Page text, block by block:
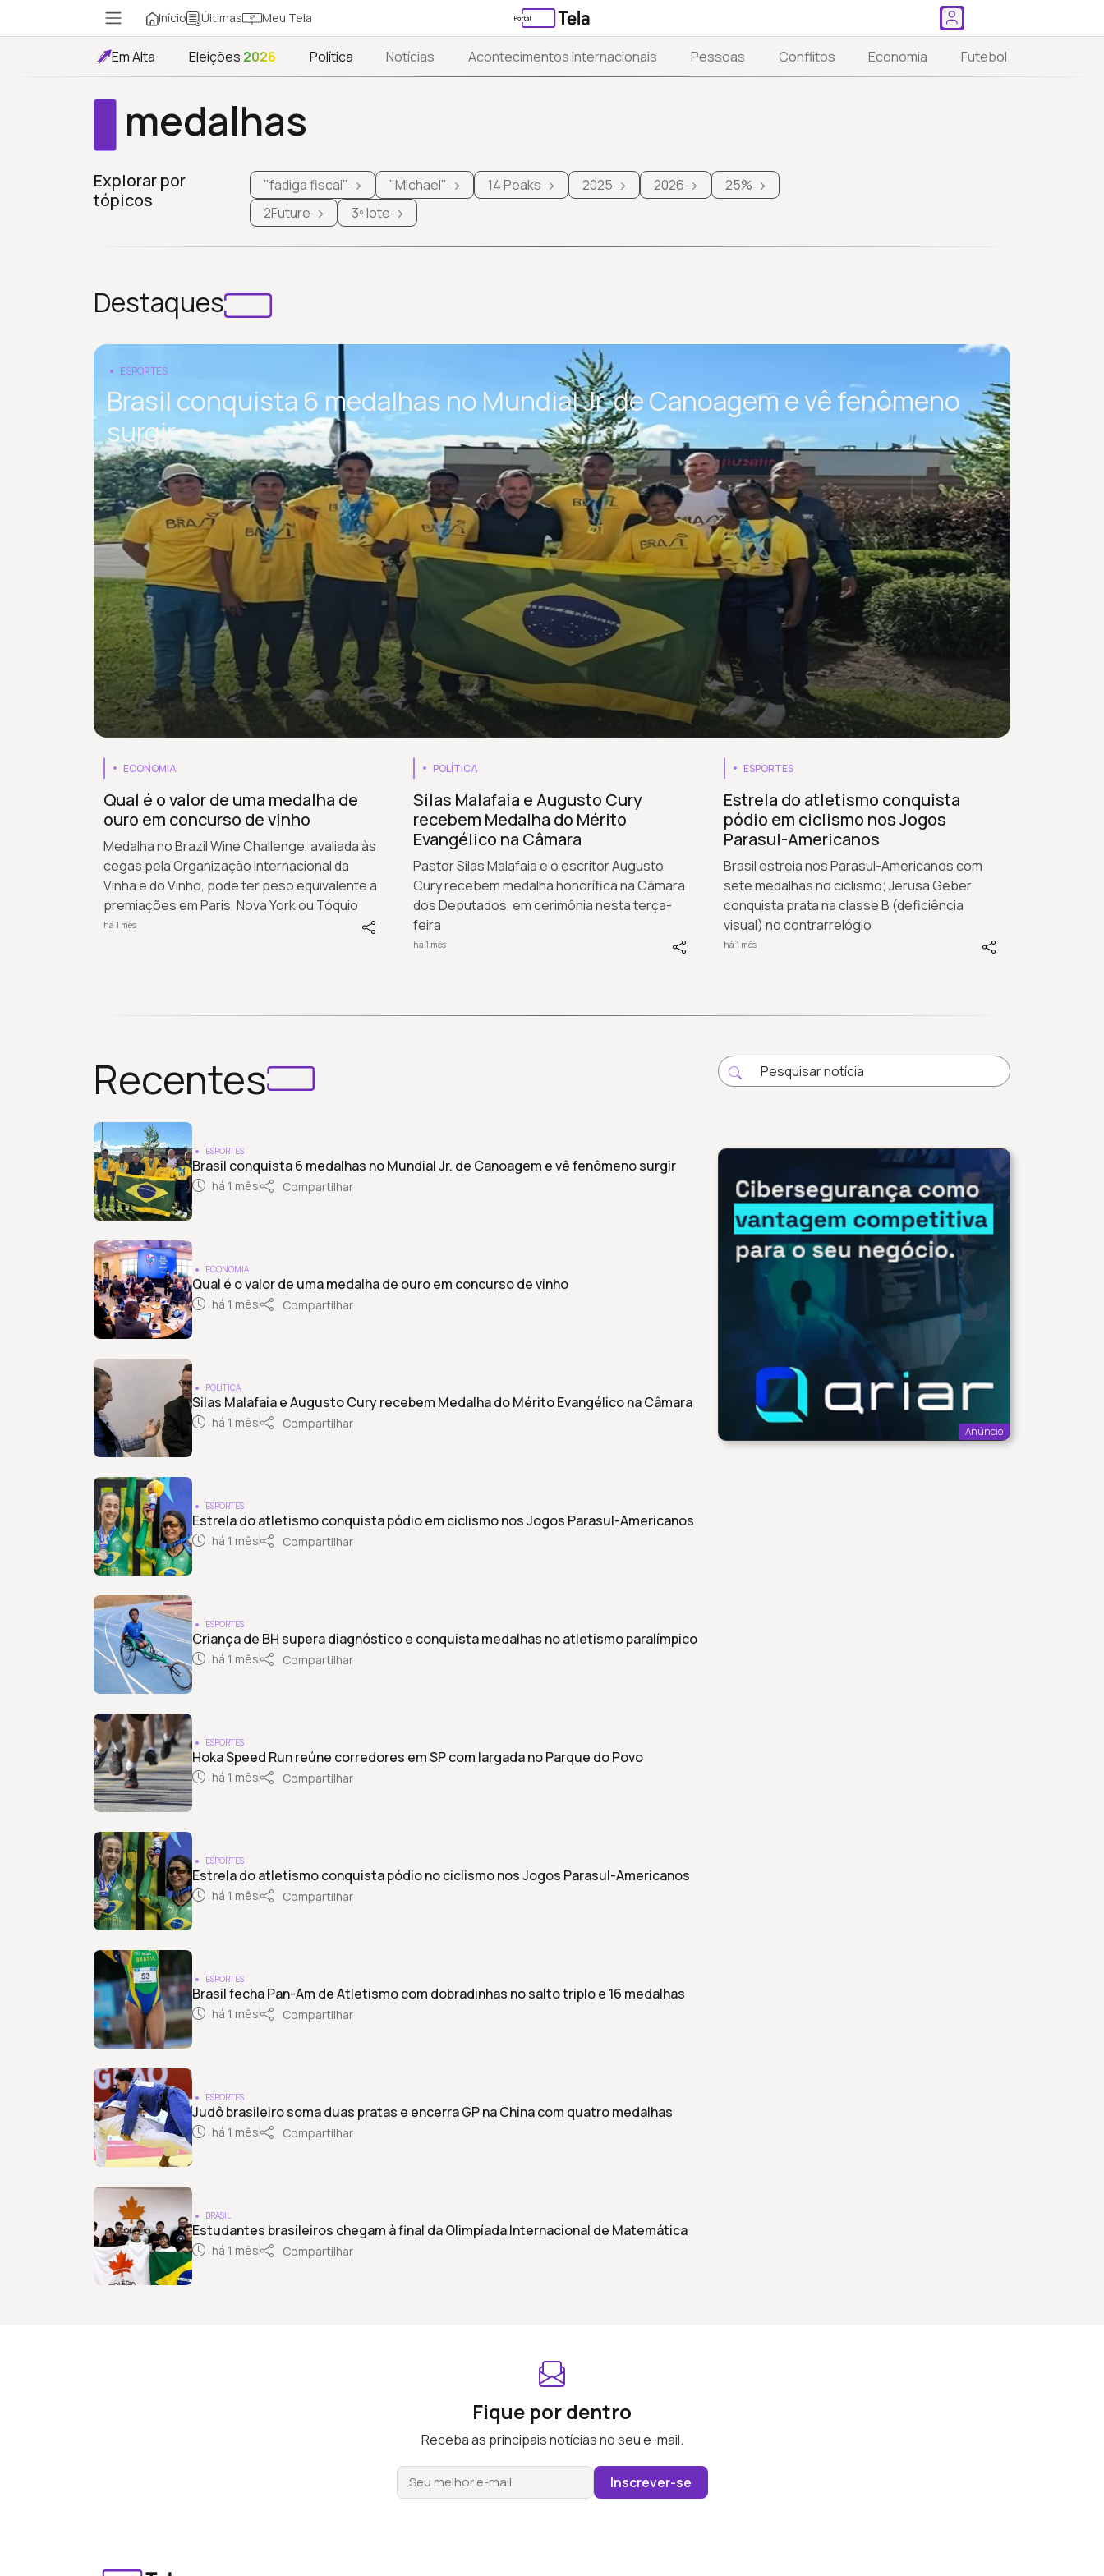
Início Últimas Meu Tela
Em Alta Eleições 2026 Política Notícias Acontecimentos Internacionais Pessoas Conflitos Economia Futebol
medalhas
Explorar por
tópicos
"fadiga fiscal" "Michael" 14 Peaks 2025 2026
25%
2Future
3º lote
Destaques
ESPORTES
Brasil conquista 6 medalhas no Mundial Jr. de Canoagem e vê fenômeno
surgir
há 1 mês
ECONOMIA
Qual é o valor de uma medalha de
ouro em concurso de vinho
Medalha no Brazil Wine Challenge, avaliada às
cegas pela Organização Internacional da
Vinha e do Vinho, pode ter peso equivalente a
premiações em Paris, Nova York ou Tóquio
há 1 mês
POLÍTICA
Silas Malafaia e Augusto Cury
recebem Medalha do Mérito
Evangélico na Câmara
Pastor Silas Malafaia e o escritor Augusto
Cury recebem medalha honorífica na Câmara
dos Deputados, em cerimônia nesta terça-
feira
há 1 mês
ESPORTES
Estrela do atletismo conquista
pódio em ciclismo nos Jogos
Parasul-Americanos
Brasil estreia nos Parasul-Americanos com
sete medalhas no ciclismo; Jerusa Geber
conquista prata na classe B (deficiência
visual) no contrarrelógio
há 1 mês
Recentes
Anúncio
ESPORTES
Brasil conquista 6 medalhas no Mundial Jr. de Canoagem e vê fenômeno surgir
há 1 mês Compartilhar
ECONOMIA
Qual é o valor de uma medalha de ouro em concurso de vinho
há 1 mês Compartilhar
POLÍTICA
Silas Malafaia e Augusto Cury recebem Medalha do Mérito Evangélico na Câmara
há 1 mês Compartilhar
ESPORTES
Estrela do atletismo conquista pódio em ciclismo nos Jogos Parasul-Americanos
há 1 mês Compartilhar
ESPORTES
Criança de BH supera diagnóstico e conquista medalhas no atletismo paralímpico
há 1 mês Compartilhar
ESPORTES
Hoka Speed Run reúne corredores em SP com largada no Parque do Povo
há 1 mês Compartilhar
ESPORTES
Estrela do atletismo conquista pódio no ciclismo nos Jogos Parasul-Americanos
há 1 mês Compartilhar
ESPORTES
Brasil fecha Pan-Am de Atletismo com dobradinhas no salto triplo e 16 medalhas
há 1 mês Compartilhar
ESPORTES
Judô brasileiro soma duas pratas e encerra GP na China com quatro medalhas
há 1 mês Compartilhar
BRASIL
Estudantes brasileiros chegam à final da Olimpíada Internacional de Matemática
há 1 mês Compartilhar
Fique por dentro
Receba as principais notícias no seu e-mail.
Inscrever-se